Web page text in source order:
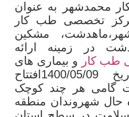
محمدشهر به عنوان
مرکز تخصصی طب کار
مشکین
در زمینه ارائه
طب کار و بیماری های
شغلی به تاریخ 1400/05/09افتتاح
گامی هر چند کوچک
حال شهروندان منطقه